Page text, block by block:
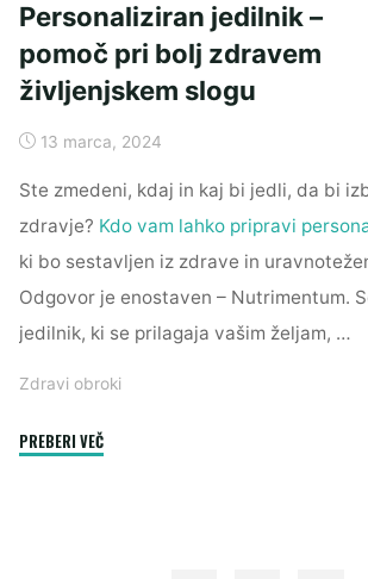
Personaliziran jedilnik –
pomoč pri bolj zdravem
življenjskem slogu
13 marca, 2024
Ste zmedeni, kdaj in kaj bi jedli, da bi
zdravje? Kdo vam lahko pripravi
ki bo sestavljen iz zdrave in
Odgovor je enostaven – Nutrimentum.
jedilnik, ki se prilagaja vašim željam, …
Zdravi obroki
PREBERI VEČ"Personaliziran